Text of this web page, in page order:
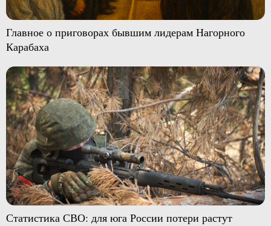
Главное о приговорах бывшим лидерам Нагорного
Карабаха
Статистика СВО: для юга России потери растут